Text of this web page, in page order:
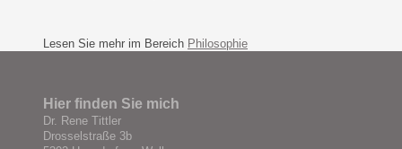
Lesen Sie mehr im Bereich Philosophie
Hier finden Sie mich
Dr. Rene Tittler
Drosselstraße 3b